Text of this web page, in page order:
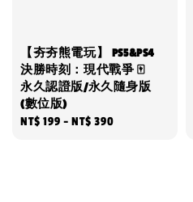
【夯夯熊電玩】 PS5&PS4
決勝時刻：現代戰爭 🀄
永久認證版/永久隨身版
(數位版)
Regular
NT$ 199 -NT$ 390